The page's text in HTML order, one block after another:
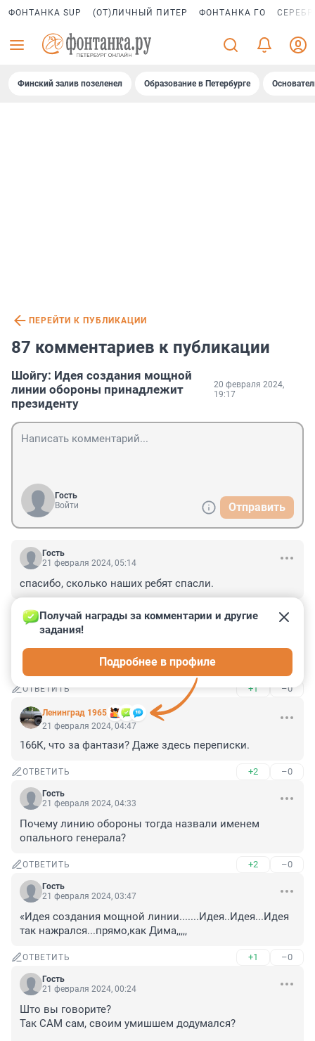
ФОНТАНКА SUP (ОТ)ЛИЧНЫЙ ПИТЕР ФОНТАНКА ГО
Финский залив позеленел Образование в Петербурге
ПЕРЕЙТИ К ПУБЛИКАЦИИ
87 комментариев к публикации
Шойгу: Идея создания мощной
линии обороны принадлежит
президенту
20 февраля 2024,
19:17
Гость
Войти
Отправить
Гость
21 февраля 2024, 05:14
спасибо, сколько наших ребят спасли.
ОТВЕТИТЬ –2
Гость
А какие у него ботанки , чудо вездеходы .
ОТВЕТИТЬ +1 –0
Ленинград 1965
Получай награды за комментарии и другие
задания!
Подробнее в профиле
21 февраля 2024, 04:47
166К, что за фантази? Даже здесь переписки.
ОТВЕТИТЬ +2 –0
Гость
21 февраля 2024, 04:33
Почему линию обороны тогда назвали именем
опального генерала?
ОТВЕТИТЬ +2 –0
Гость
21 февраля 2024, 03:47
«Идея создания мощной линии.......Идея..Идея...Идея
так нажрался...прямо,как Дима,,,,,
ОТВЕТИТЬ +1 –0
Гость
21 февраля 2024, 00:24
Што вы говорите?
Так САМ сам, своим умишшем додумался?